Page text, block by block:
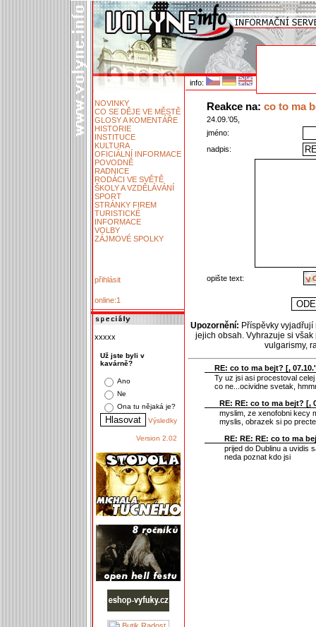
info:
NOVINKY
CO SE DĚJE VE MĚSTĚ
GLOSY A KOMENTÁŘE
HISTORIE
INSTITUCE
KULTURA
OFICIÁLNÍ INFORMACE
POVODNĚ
RADNICE
RODÁCI VE SVĚTĚ
ŠKOLY A VZDĚLÁVÁNÍ
SPORT
STRÁNKY FIREM
TURISTICKÉ
INFORMACE
VOLBY
ZÁJMOVÉ SPOLKY
přihlásit
online:1
xxxxx
Už jste byli v
kavárně?
Ano
Ne
Ona tu nějaká je?
Výsledky
Version 2.02
Reakce na: co to ma
24.09.'05,
jméno:
nadpis:
opište text:
Upozornění: Příspěvky
jejich obsah. Vyhrazuje si
vulgarismy,
RE: co to ma bejt? [,
Ty uz jsi asi procestoval
co ne...ocividne svetak,
RE: RE: co to ma bejt? [,
myslim, ze xenofobni kecy
myslis, obrazek si po
RE: RE: RE: co to ma
prijed do Dublinu a uvidis
neda poznat kdo jsi